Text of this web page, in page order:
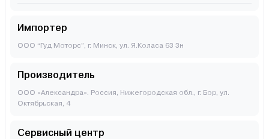
Импортер
ООО “Гуд Моторс”, г. Минск, ул. Я.Коласа 63 3н
Производитель
ООО «Александра». Россия, Нижегородская обл., г. Бор, ул.
Октябрьская, 4
Сервисный центр